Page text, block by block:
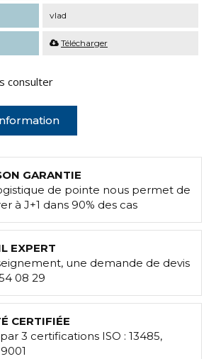
vlad
Télécharger
consulter
GARANTIE
de pointe nous permet de
à J+1 dans 90% des cas
EXPERT
une demande de devis
08 29
CERTIFIÉE
3 certifications ISO : 13485,